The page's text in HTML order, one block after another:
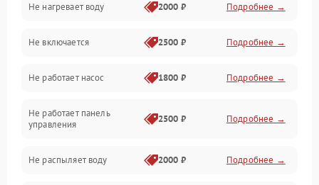
Датчики
Нагрев
Вода
Гигиена
Программное обеспечение
Не нагревает воду 2000 ₽ Подробнее →
Не включается 2500 ₽ Подробнее →
Не работает насос 1800 ₽ Подробнее →
Не работает панель
управления
2500 ₽ Подробнее →
Не распыляет воду 2000 ₽ Подробнее →